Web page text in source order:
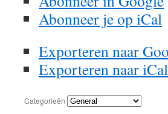
Abonneer je op iCal
Exporteren naar
Exporteren naariCal
Categorieën